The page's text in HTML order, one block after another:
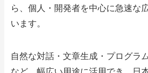
ら、個人・開発者を中心に急速な
います。
自然な対話・文章生成・プログラ